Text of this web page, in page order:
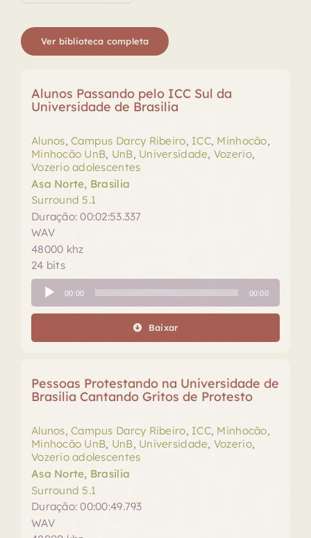
Ver biblioteca completa
Alunos Passando pelo ICC Sul da
Universidade de Brasilia
Alunos,Campus Darcy Ribeiro, ICC, Minhocão,
Minhocão UnB, UnB, Universidade, Vozerio,
Vozerio adolescentes
Asa Norte, Brasilia
Surround 5.1
Duração: 00:02:53.337
WAV
48000 khz
24 bits
Tocador
de
áudio
00:00 00:00
Baixar
Pessoas Protestando na Universidade de
Brasilia Cantando Gritos de Protesto
Alunos,Campus Darcy Ribeiro, ICC, Minhocão,
Minhocão UnB, UnB, Universidade, Vozerio,
Vozerio adolescentes
Asa Norte, Brasilia
Surround 5.1
Duração: 00:00:49.793
WAV